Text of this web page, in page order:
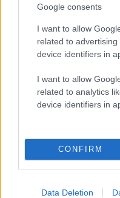
Google consents
I want to allow
related to
device identifiers in
I want to allow
related to analytics
device identifiers in
CONFIRM
Data Deletion